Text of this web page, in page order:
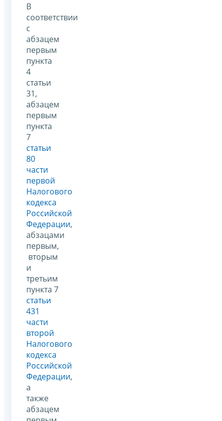
В
соответствии
с
абзацем
первым
пункта
4
статьи
31,
абзацем
первым
пункта
7
статьи
80
части
первой
Налогового
кодекса
Российской
Федерации,
абзацами
первым,
вторым
и
третьим
пункта 7
статьи
431
части
второй
Налогового
кодекса
Российской
Федерации,
а
также
абзацем